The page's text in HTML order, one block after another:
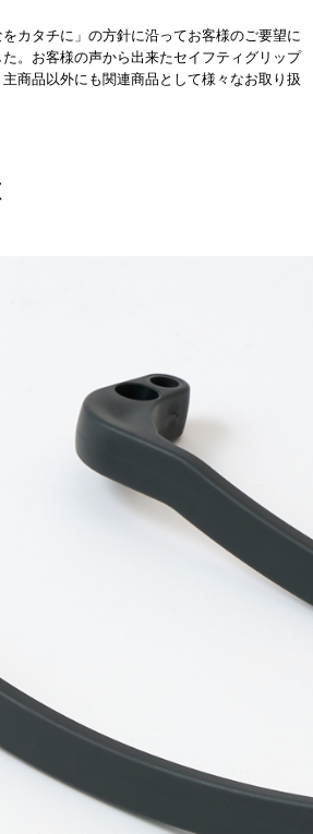
カタチに」の方針に沿ってお客様のご要望に
。お客様の声から出来たセイフティグリップ
商品以外にも関連商品として様々なお取り扱